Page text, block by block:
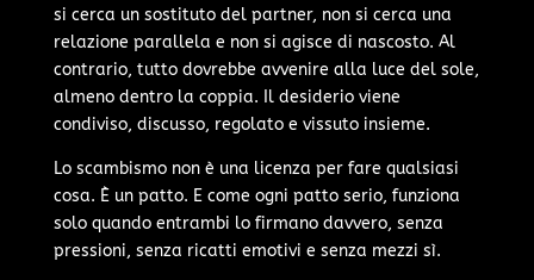
si cerca un sostituto del partner, non si cerca una
relazione parallela e non si agisce di nascosto. Al
contrario, tutto dovrebbe avvenire alla luce del sole,
almeno dentro la coppia. Il desiderio viene
condiviso, discusso, regolato e vissuto insieme.
Lo scambismo non è una licenza per fare qualsiasi
cosa. È un patto. E come ogni patto serio, funziona
solo quando entrambi lo firmano davvero, senza
pressioni, senza ricatti emotivi e senza mezzi sì.